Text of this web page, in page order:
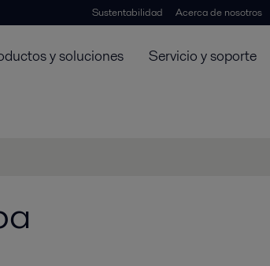
Sustentabilidad Acerca de nosotros
y soluciones Servicio y soporte